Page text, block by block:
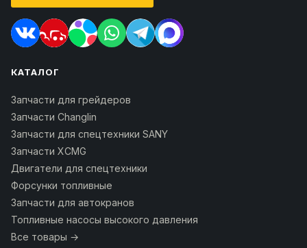
КАТАЛОГ
Запчасти для грейдеров
Запчасти Changlin
Запчасти для спецтехники SANY
Запчасти XCMG
Двигатели для спецтехники
Форсунки топливные
Запчасти для автокранов
Топливные насосы высокого давления
Все товары →